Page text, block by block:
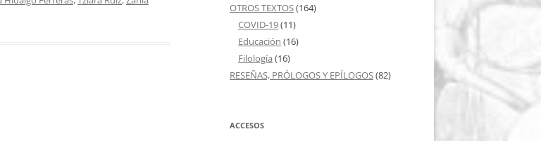
OTROS TEXTOS(164)
COVID-19(11)
Educación (16)
Filología (16)
RESEÑAS, PRÓLOGOS Y EPÍLOGOS(82)
ACCESOS